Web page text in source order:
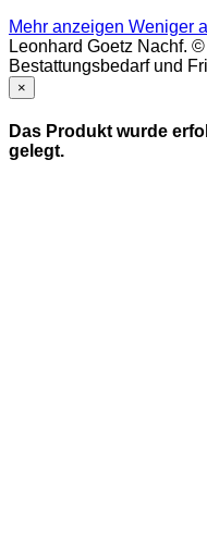
Mehr anzeigen Weniger
Leonhard Goetz Nachf.
Bestattungsbedarf und
×
Das Produkt wurde
gelegt.